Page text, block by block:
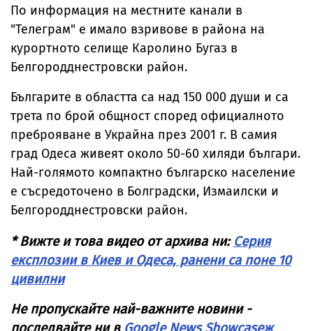
По информация на местните канали в
"Телеграм" е имало взривове в района на
курортното селище Каролино Бугаз в
Белгородднестровски район.
Българите в областта са над 150 000 души и са
трета по брой общност според официалното
преброяване в Украйна през 2001 г. В самия
град Одеса живеят около 50-60 хиляди българи.
Най-голямото компактно българско население
е съсредоточено в Болградски, Измаилски и
Белгородднестровски район.
* Вижте и това видео от архива ни: Серия
експлозии в Киев и Одеса, ранени са поне 10
цивилни
Не пропускайте най-важните новини -